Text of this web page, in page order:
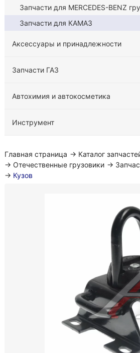
Запчасти для MERCEDES-BENZ
Запчасти для КАМАЗ
Аксессуары и принадлежности
Запчасти ГАЗ
Автохимия и автокосметика
Инструмент
Главная страница → Каталог
→ Отечественные грузовики →
→ Кузов